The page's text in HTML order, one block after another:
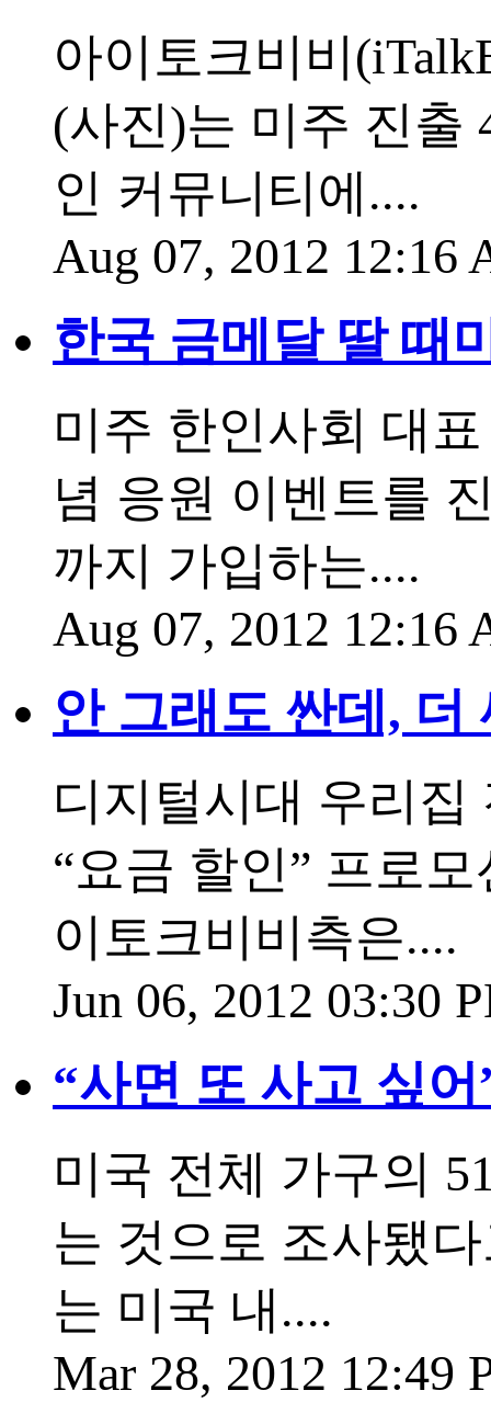
아이토크비비
(사진)는 미주 진출
인 커뮤니티에....
Aug 07, 2012 12:16
한국 금메달 딸 때
미주 한인사회 대
념 응원 이벤트를
까지 가입하는....
Aug 07, 2012 12:16
안 그래도 싼데, 더
디지털시대 우리
“요금 할인” 프로
이토크비비측은....
Jun 06, 2012 03:30
“사면 또 사고 싶
미국 전체 가구의
는 것으로 조사됐
는 미국 내....
Mar 28, 2012 12:49